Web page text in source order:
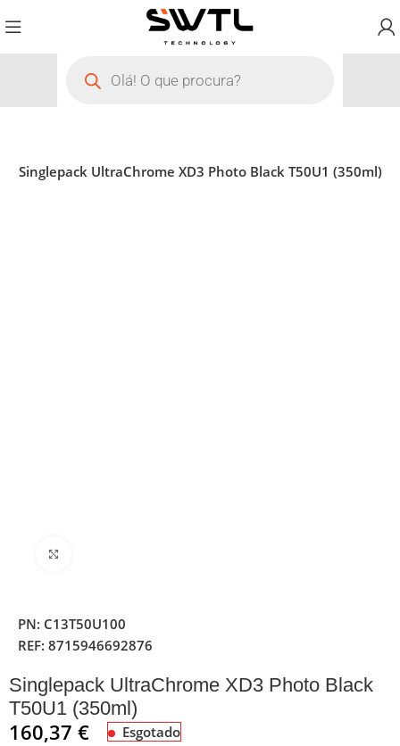
Singlepack UltraChrome XD3 Photo Black T50U1 (350ml)
PN: C13T50U100
REF:8715946692876
Singlepack UltraChrome XD3 Photo Black
T50U1 (350ml)
160,37€ Esgotado